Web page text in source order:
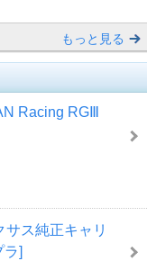
もっと見る
Racing RGⅢ
サス純正キャリ
ラ]